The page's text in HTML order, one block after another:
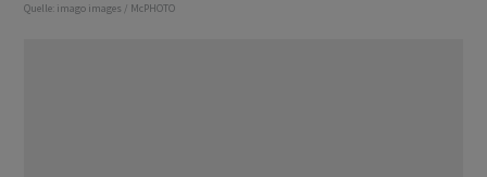
Quelle: imago images / McPHOTO